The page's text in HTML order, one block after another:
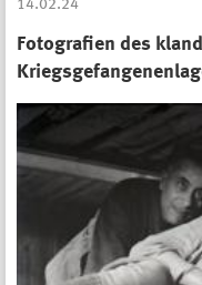
14.02.24
Fotografien des